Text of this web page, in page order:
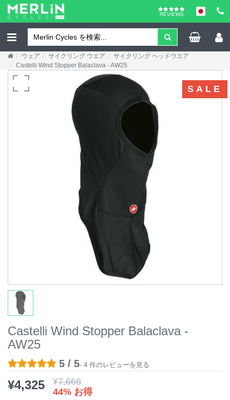
REVIEWS
ウェア サイクリング ウエア
サイクリング ヘッドウエア
Castelli Wind Stopper Balaclava - AW25
SALE
Castelli Wind Stopper Balaclava -
AW25
5 / 5- 4 件のレビューを見る
¥4,325 ¥7,666
44% お得